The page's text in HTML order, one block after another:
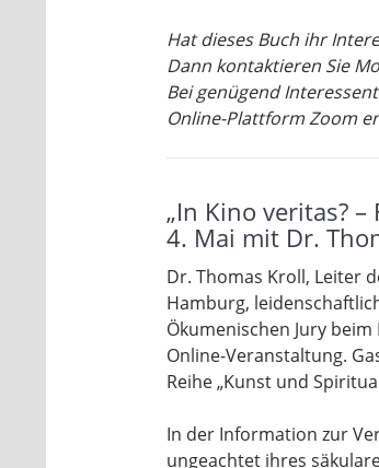
Hat dieses Buch ihr
Dann kontaktieren Sie
Bei genügend
Online-Plattform Zoom
„In Kino veritas?
4. Mai mit Dr.
Dr. Thomas Kroll, Leiter
Hamburg,
Ökumenischen Jury
Online-Veranstaltung.
Reihe „Kunst und
In der Information zur
ungeachtet ihres